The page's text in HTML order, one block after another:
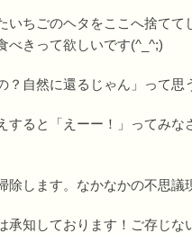
いちごのヘタをここへ捨てて
べきって欲しいです(^_^;)
自然に還るじゃん」って思
すると「えーー！」ってみな
します。なかなかの不思議
承知しております！ご存じな